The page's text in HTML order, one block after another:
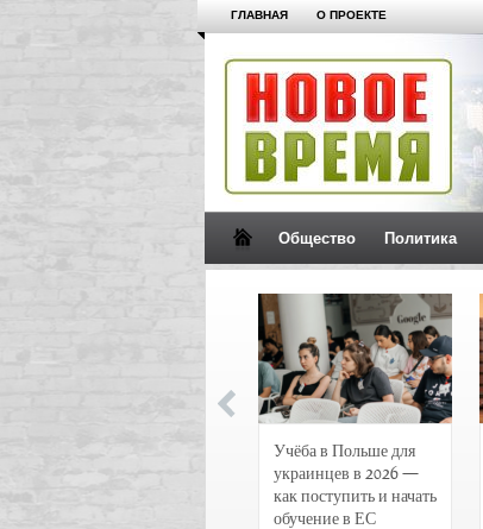
ГЛАВНАЯ О ПРОЕКТЕ
Общество Политика
Учёба в Польше для
украинцев в 2026 —
как поступить и начать
обучение в ЕС